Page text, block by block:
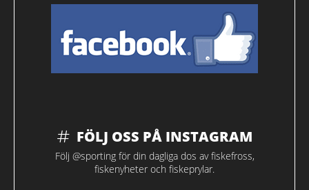
FÖLJ OSS PÅ INSTAGRAM
Följ @sporting för din dagliga dos av fiskefross,
fiskenyheter och fiskeprylar.